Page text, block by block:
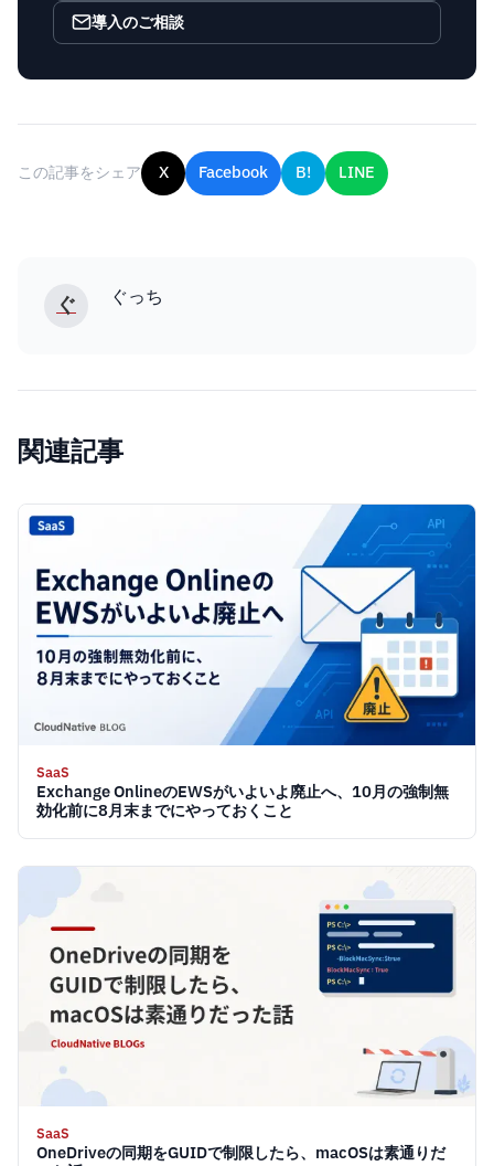
導入のご相談
この記事をシェア X Facebook B! LINE
ぐ ぐっち
関連記事
SaaS
Exchange OnlineのEWSがいよいよ廃止へ、10月の強制無
効化前に8月末までにやっておくこと
SaaS
OneDriveの同期をGUIDで制限したら、macOSは素通りだ